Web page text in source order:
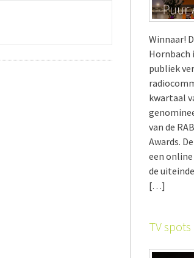
Winnaar!
Hornbach
publiek
kwartaal
van de
Awards.
een
de
[…]
TV